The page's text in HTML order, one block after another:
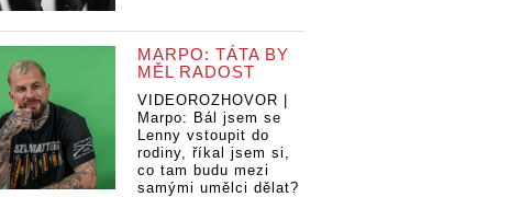
MARPO: TÁTA BY
MĚL RADOST
VIDEOROZHOVOR |
Marpo: Bál jsem se
Lenny vstoupit do
rodiny, říkal jsem si,
co tam budu mezi
samými umělci dělat?